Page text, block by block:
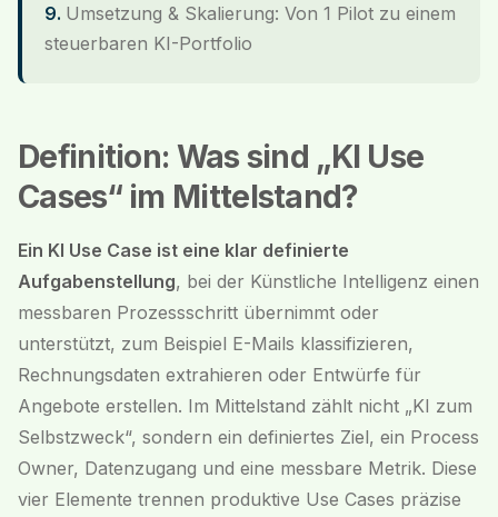
Umsetzung & Skalierung: Von 1 Pilot zu einem
steuerbaren KI-Portfolio
Definition: Was sind „KI Use
Cases“ im Mittelstand?
Ein KI Use Case ist eine klar definierte
Aufgabenstellung, bei der Künstliche Intelligenz einen
messbaren Prozessschritt übernimmt oder
unterstützt, zum Beispiel E-Mails klassifizieren,
Rechnungsdaten extrahieren oder Entwürfe für
Angebote erstellen. Im Mittelstand zählt nicht „KI zum
Selbstzweck“, sondern ein definiertes Ziel, ein Process
Owner, Datenzugang und eine messbare Metrik. Diese
vier Elemente trennen produktive Use Cases präzise